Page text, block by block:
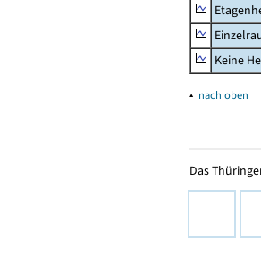
Keine
▴ nach oben
Das